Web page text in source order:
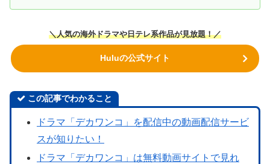
＼人気の海外ドラマや日テレ系作品が見放題！／
Huluの公式サイト
この記事でわかること
ドラマ「デカワンコ」を配信中の動画配信サービ
スが知りたい！
ドラマ「デカワンコ」は無料動画サイトで見れ